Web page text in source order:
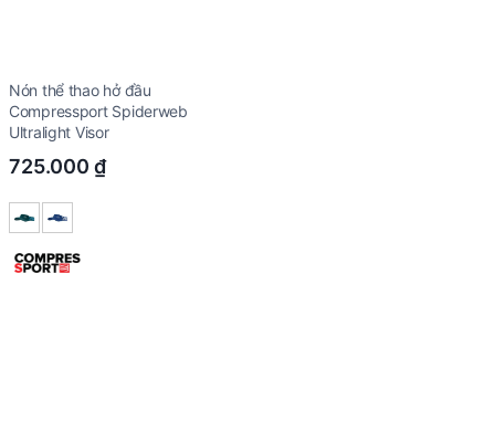
Nón thể thao hở đầu
Compressport Spiderweb
Ultralight Visor
725.000 ₫